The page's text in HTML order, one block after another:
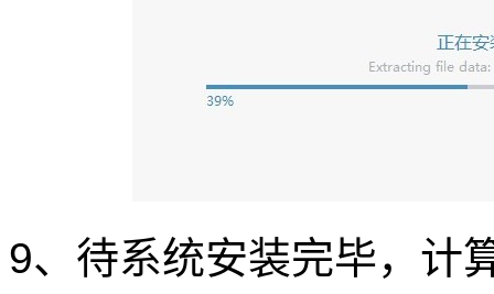
9、待系统安装完毕，计